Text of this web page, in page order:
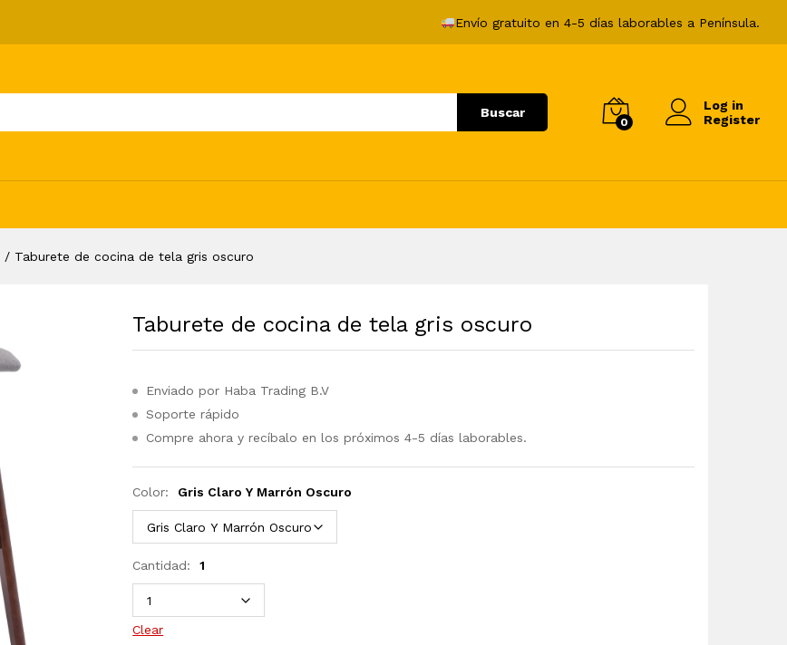
Envío gratuito en 4-5 días laborables a Península.
Buscar
0
Log in
Register
/ Taburete de cocina de tela gris oscuro
Taburete de cocina de tela gris oscuro
Enviado por Haba Trading B.V
Soporte rápido
Compre ahora y recíbalo en los próximos 4-5 días laborables.
Color: Gris Claro Y Marrón Oscuro
Cantidad: 1
Clear
65,99€ Añadir al carrito